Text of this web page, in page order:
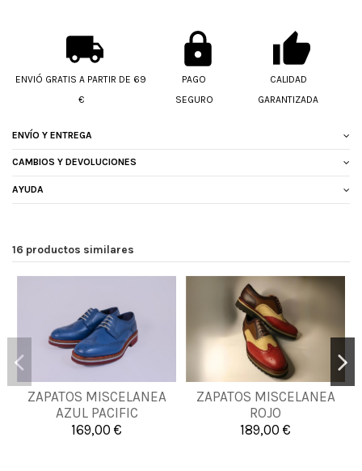
ENVIÓ GRATIS A PARTIR DE 69
€
PAGO
SEGURO
CALIDAD
GARANTIZADA
ENVÍO Y ENTREGA
CAMBIOS Y DEVOLUCIONES
AYUDA
16 productos similares
ZAPATOS MISCELANEA
AZUL PACIFIC
169,00 €
38 39 40
41
43 45
ZAPATOS MISCELANEA
ROJO
189,00 €
39 43 44
45